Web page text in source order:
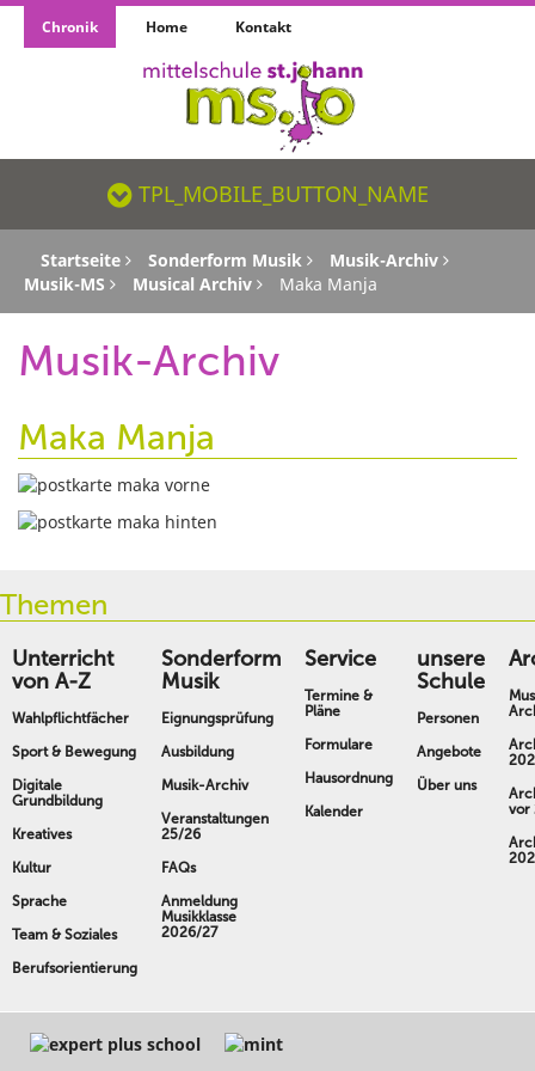
Chronik Home Kontakt
TPL_MOBILE_BUTTON_NAME_SR
TPL_MOBILE_BUTTON_NAME
Startseite Sonderform Musik
Musik-Archiv
Musik-MS
Musical Archiv Maka Manja
Musik-Archiv
Maka Manja
Themen
Unterricht
von A-Z
Wahlpflichtfächer
Sport & Bewegung
Digitale
Grundbildung
Kreatives
Kultur
Sprache
Team & Soziales
Berufsorientierung
Sonderform
Musik
Eignungsprüfung
Ausbildung
Musik-Archiv
Veranstaltungen
25/26
FAQs
Anmeldung
Musikklasse
2026/27
Service
Termine &
Pläne
Formulare
Hausordnung
Kalender
unsere
Schule
Personen
Angebote
Über uns
vor